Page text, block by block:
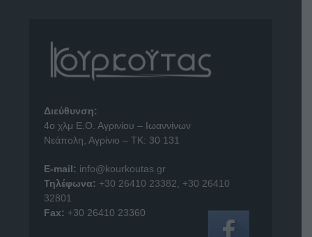
Διεύθυνση:
4o χλμ Ε.Ο. Αγρινίου – Ιωαννίνων
Νεάπολη, Αγρίνιο – ΤΚ: 30 131
E-mail: info@kourkoutas.gr
Τηλέφωνα: +30 26410 23382
+30 26410
32801
Fax: +30 26410 23360